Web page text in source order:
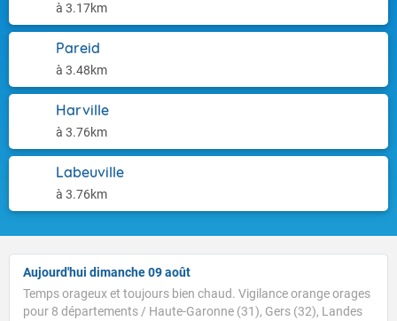
à 3.17km
Pareid
à 3.48km
Harville
à 3.76km
Labeuville
à 3.76km
Aujourd'hui dimanche 09 août
Temps orageux et toujours bien chaud. Vigilance orange orages
pour 8 départements / Haute-Garonne (31), Gers (32), Landes